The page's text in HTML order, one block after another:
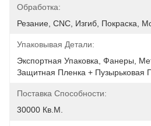
Обработка:
Резание, CNC, Изгиб, Покраска,
Упаковывая Детали:
Экспортная Упаковка, Фанеры,
Защитная Пленка + Пузырьковая
Поставка Способности:
30000 Кв.м.